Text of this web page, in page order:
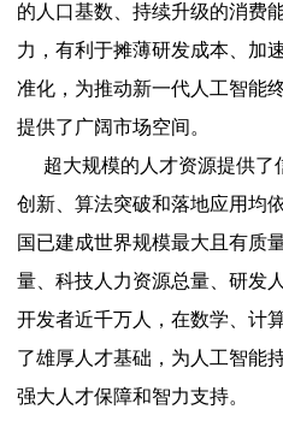
的人口基数、持续升级的消费
力，有利于摊薄研发成本、加
准化，为推动新一代人工智能
提供了广阔市场空间。
超大规模的人才资源提供
创新、算法突破和落地应用均
国已建成世界规模最大且有质
量、科技人力资源总量、研发
开发者近千万人，在数学、计
了雄厚人才基础，为人工智能
强大人才保障和智力支持。